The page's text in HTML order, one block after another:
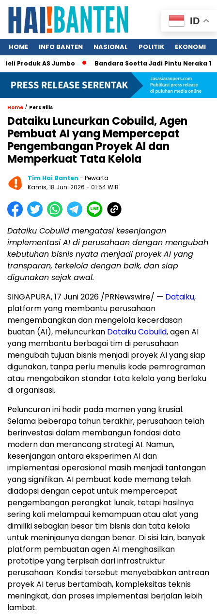
HOME INFO BANTEN NASIONAL POLITIK EKONOMI
Produk AS Jumbo Bandara Soetta Jadi Pintu Neraka
Home / Pers Rilis
Dataiku Luncurkan Cobuild, Agen
Pembuat AI yang Mempercepat
Pengembangan Proyek AI dan
Memperkuat Tata Kelola
Tim Hai Banten - Pewarta
Kamis, 18 Juni 2026 - 01:54 WIB
Dataiku Cobuild mengatasi kesenjangan
implementasi AI di perusahaan dengan mengubah
kebutuhan bisnis nyata menjadi proyek AI yang
transparan, terkelola dengan baik, dan siap
digunakan sejak awal.
SINGAPURA, 17 Juni 2026 /PRNewswire/ — Dataiku,
platform yang membantu perusahaan
mengembangkan dan mengelola kecerdasan
buatan (AI), meluncurkan Dataiku Cobuild, agen AI
yang membantu berbagai tim di perusahaan
mengubah tujuan bisnis menjadi proyek AI yang siap
digunakan, tanpa perlu menulis kode pemrograman
atau mengabaikan standar tata kelola yang berlaku
di organisasi.
Peluncuran ini hadir pada momen yang krusial.
Selama beberapa tahun terakhir, perusahaan telah
berinvestasi dalam membangun fondasi data
modern dan merancang strategi AI. Namun,
kesenjangan antara eksperimen AI dan
implementasi operasional masih menjadi tantangan
yang signifikan. AI pembuat kode memang telah
diadopsi dengan cepat untuk mempercepat
pengembangan perangkat lunak, tetapi hasilnya
sering kali melampaui kemampuan atau alat yang
dimiliki sebagian besar tim bisnis dan tata kelola
untuk meninjaunya dengan benar. Di sisi lain, banyak
platform pembuatan agen AI menghasilkan
prototipe yang terpisah dari infrastruktur
perusahaan. Kondisi tersebut menyebabkan antrean
proyek AI terus bertambah, kompleksitas teknis
meningkat, dan proses implementasi berjalan lebih
lambat.
ID